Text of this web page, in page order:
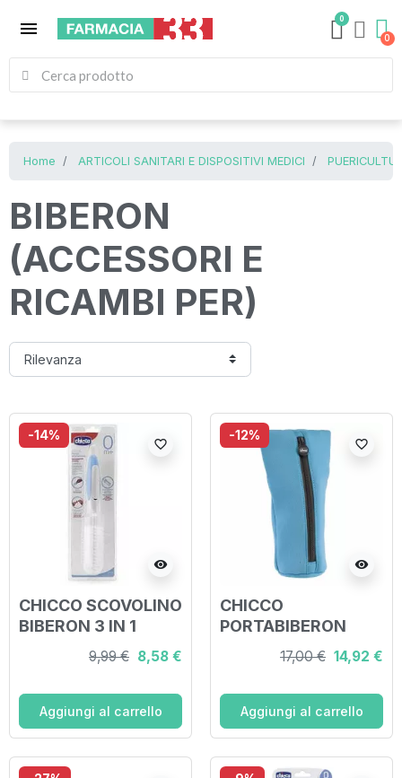
menu 0
Home ARTICOLI SANITARI E DISPOSITIVI MEDICI
BIBERON
(ACCESSORI E
RICAMBI PER)
-14%
visibility
favorite_border
CHICCO SCOVOLINO
BIBERON 3 IN 1
9,99 € 8,58 €
Aggiungi al carrello
-12%
visibility
favorite_border
CHICCO
PORTABIBERON
TERMICO
17,00 € 14,92 €
Aggiungi al carrello